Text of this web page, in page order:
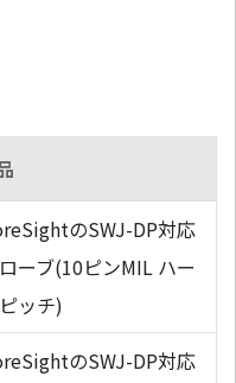
のSWJ-DP対応
ーブ(10ピンMIL ハー
ッチ)
のSWJ-DP対応